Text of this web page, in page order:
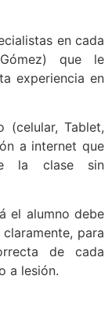
en cada
que le
experiencia en
(celular, Tablet,
a internet que
la clase sin
el alumno debe
para
de cada
a lesión.